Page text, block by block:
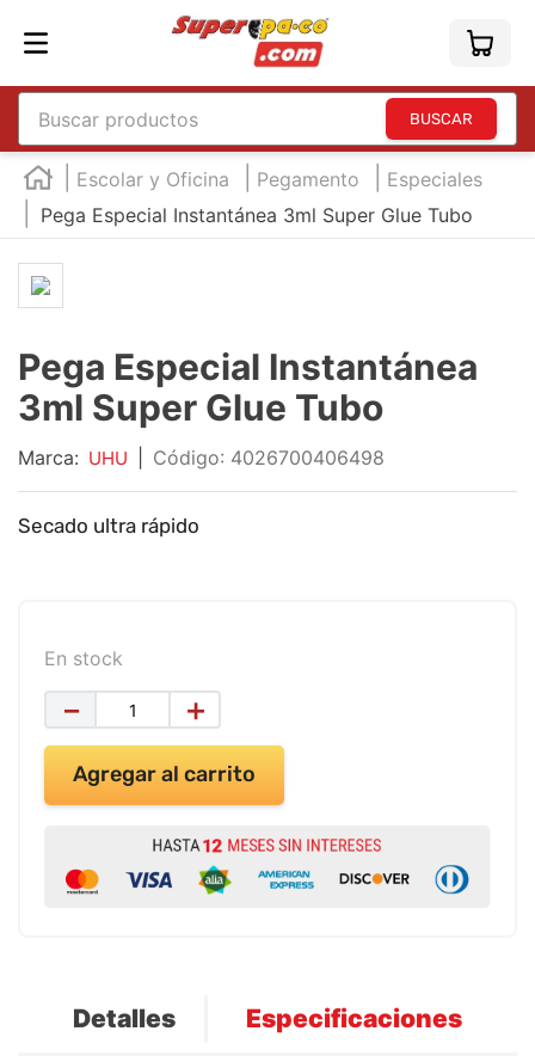
Buscar productos
Escolar y Oficina Pegamento
Especiales
Pega Especial Instantánea 3ml Super Glue Tubo
Pega Especial Instantánea
3ml Super Glue Tubo
Marca: UHU :4026700406498
Secado ultra rápido
En stock
＋
－
Agregar al carrito
Detalles Especificaciones
TÉRMINOS MÁS BUSCADOS
1.
england
3
5.
mouse
6
marcadores
7.
audifonos
8.
teclado
9
impresora